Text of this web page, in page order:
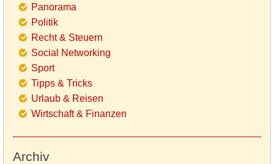
Panorama
Politik
Recht & Steuern
Social Networking
Sport
Tipps & Tricks
Urlaub & Reisen
Wirtschaft & Finanzen
Archiv